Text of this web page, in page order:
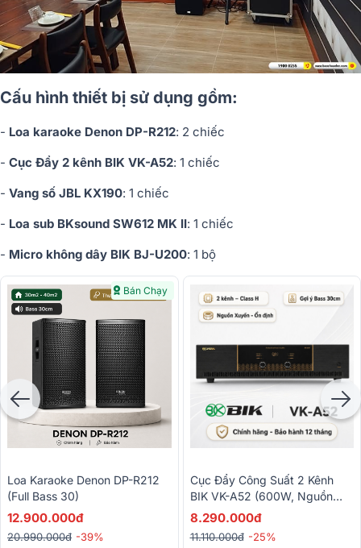
Cấu hình thiết bị sử dụng gồm:
- Loa karaoke Denon DP-R212: 2 chiếc
- Cục Đẩy 2 kênh BIK VK-A52: 1 chiếc
- Vang số JBL KX190: 1 chiếc
- Loa sub BKsound SW612 MK II: 1 chiếc
- Micro không dây BIK BJ-U200: 1 bộ
Bán Chạy
Loa Karaoke Denon DP-R212
(Full Bass 30)
12.900.000đ
20.990.000đ -39%
Cục Đẩy Công Suất 2 Kênh
BIK VK-A52 (600W, Nguồn
Xuyến, Mạch Class H)
8.290.000đ
11.110.000đ -25%